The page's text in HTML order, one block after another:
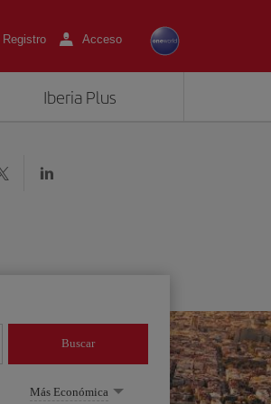
Registro Acceso
Iberia Plus
Buscar
Más Económica